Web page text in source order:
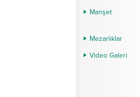
Manşet
Mezarlıklar
Video Galeri